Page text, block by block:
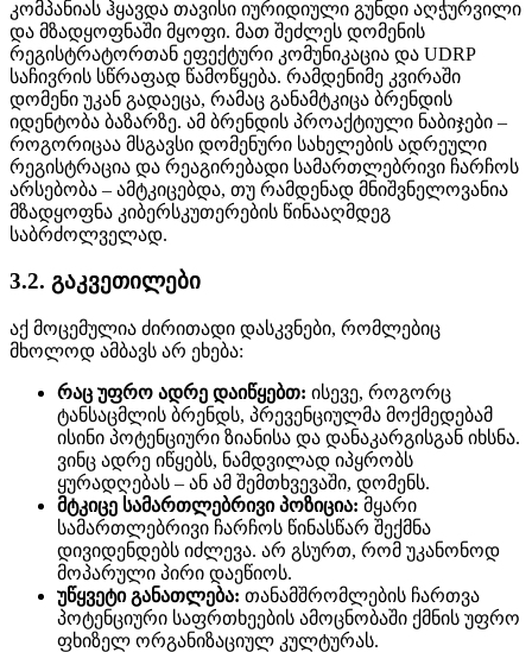
კომპანიას ჰყავდა თავისი იურიდიული გუნდი აღჭურვილი
და მზადყოფნაში მყოფი. მათ შეძლეს დომენის
რეგისტრატორთან ეფექტური კომუნიკაცია და UDRP
საჩივრის სწრაფად წამოწყება. რამდენიმე კვირაში
დომენი უკან გადაეცა, რამაც განამტკიცა ბრენდის
იდენტობა ბაზარზე. ამ ბრენდის პროაქტიული ნაბიჯები –
როგორიცაა მსგავსი დომენური სახელების ადრეული
რეგისტრაცია და რეაგირებადი სამართლებრივი ჩარჩოს
არსებობა – ამტკიცებდა, თუ რამდენად მნიშვნელოვანია
მზადყოფნა კიბერსკუთერების წინააღმდეგ
საბრძოლველად.
3.2. გაკვეთილები
აქ მოცემულია ძირითადი დასკვნები, რომლებიც
მხოლოდ ამბავს არ ეხება:
რაც უფრო ადრე დაიწყებთ: ისევე, როგორც
ტანსაცმლის ბრენდს, პრევენციულმა მოქმედებამ
ისინი პოტენციური ზიანისა და დანაკარგისგან იხსნა.
ვინც ადრე იწყებს, ნამდვილად იპყრობს
ყურადღებას – ან ამ შემთხვევაში, დომენს.
მტკიცე სამართლებრივი პოზიცია: მყარი
სამართლებრივი ჩარჩოს წინასწარ შექმნა
დივიდენდებს იძლევა. არ გსურთ, რომ უკანონოდ
მოპარული პირი დაეწიოს.
უწყვეტი განათლება: თანამშრომლების ჩართვა
პოტენციური საფრთხეების ამოცნობაში ქმნის უფრო
ფხიზელ ორგანიზაციულ კულტურას.